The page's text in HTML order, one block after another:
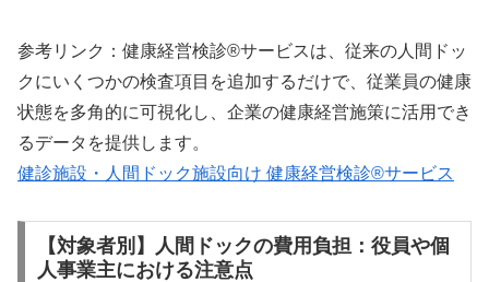
参考リンク：健康経営検診®サービスは、従来の人間ドッ
クにいくつかの検査項目を追加するだけで、従業員の健康
状態を多角的に可視化し、企業の健康経営施策に活用でき
るデータを提供します。
健診施設・人間ドック施設向け 健康経営検診®サービス
【対象者別】人間ドックの費用負担：役員や個
人事業主における注意点